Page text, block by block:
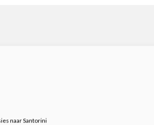
naar Santorini